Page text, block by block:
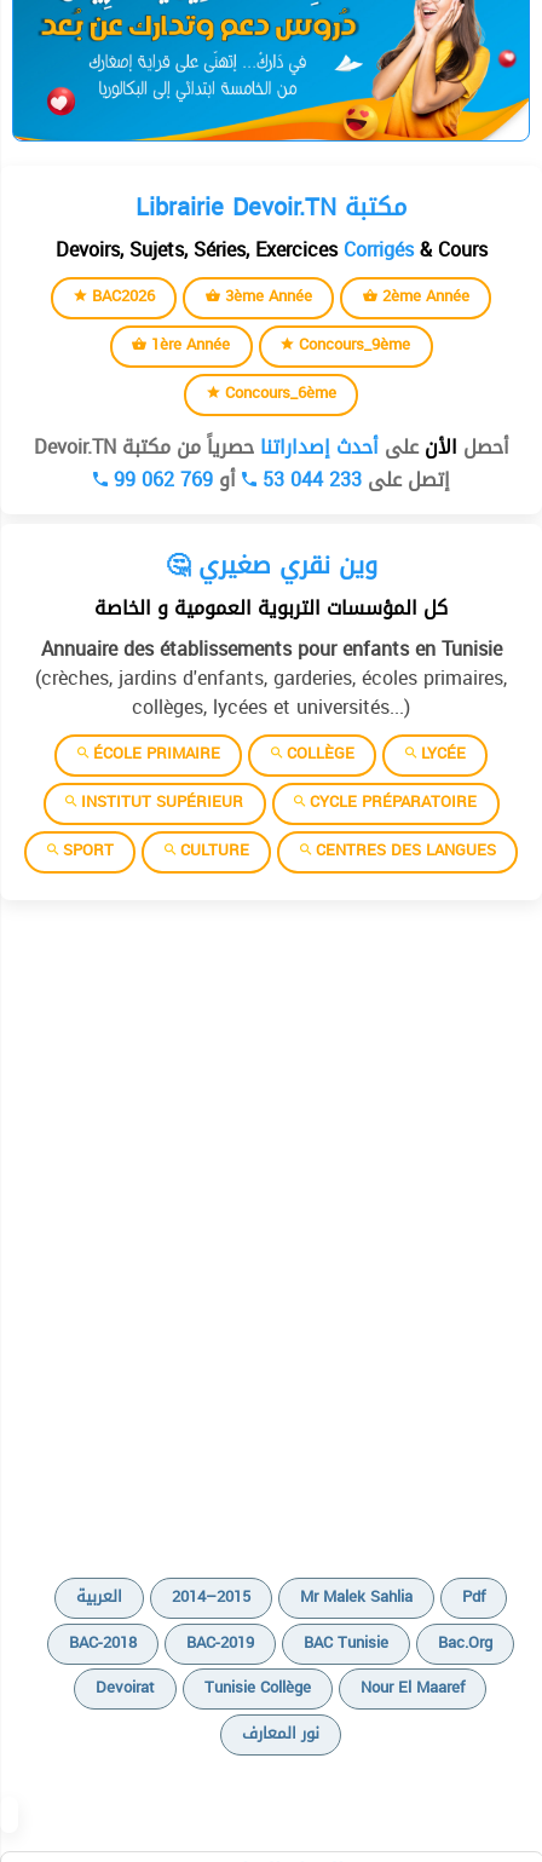
Librairie Devoir.TN مكتبة
Devoirs, Sujets, Séries, ExercicesCorrigés& Cours
BAC2026 3ème Année
2ème Année
1ère Année
Concours_9ème
Concours_6ème
أحصل الأنعلىأحدث إصداراتناحصرياً من مكتبة Devoir.TN
إتصل على53 044 233 أو99 062 769
🤔 وين نقري صغيري
كل المؤسسات التربوية العمومية و الخاصة
Annuaire des établissements pour enfants en Tunisie
(crèches, jardins d'enfants, garderies, écoles primaires,
collèges, lycées et universités...)
ÉCOLE PRIMAIRE COLLÈGE
LYCÉE
INSTITUT SUPÉRIEUR
CYCLE PRÉPARATOIRE
SPORT
CULTURE CENTRES DES LANGUES
العربية 2014–2015 Mr Malek Sahlia
Pdf
BAC-2018
BAC-2019 BAC Tunisie
Bac.org
Devoirat
Tunisie Collège
Nour El Maaref
نور المعارف